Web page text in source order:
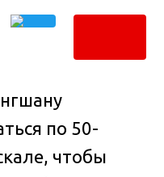
по 50-
чтобы